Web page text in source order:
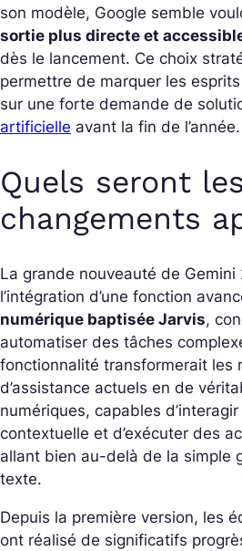
son modèle, Google semble
sortie plus directe et
dès le lancement. Ce choix
permettre de marquer les
sur une forte demande de
artificielle avant la fin de l’année.
Quels seront les
changements
La grande nouveauté de
l’intégration d’une fonction
numérique baptisée Jarvis,
automatiser des tâches
fonctionnalité transformerait les
d’assistance actuels en de
numériques, capables
contextuelle et d’exécuter des
allant bien au-delà de la simple
texte.
Depuis la première version, les
ont réalisé de significatifs